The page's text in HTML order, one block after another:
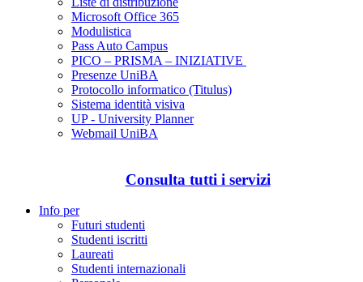
Microsoft Office 365
Modulistica
Pass Auto Campus
PICO – PRISMA – INIZIATIVE
Presenze UniBA
Protocollo informatico (Titulus)
Sistema identità visiva
UP - University Planner
Webmail UniBA
Consulta tutti i servizi
Info per
Futuri studenti
Studenti iscritti
Laureati
Studenti internazionali